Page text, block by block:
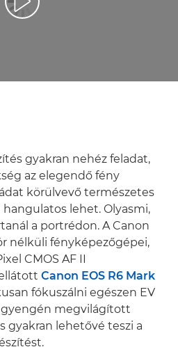
Videó lejátszása
gyakran nehéz feladat,
az elegendő fény
körülvevő természetes
lehet. Olyasmi,
a portrédon. A Canon
nélküli fényképezőgépei,
CMOS AF II
Canon EOS R6 Mark
fókuszálni egészen EV
gyengén megvilágított
gyakran lehetővé teszi a